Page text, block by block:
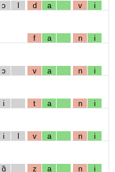
ɔ l d a v i
f a n i
ɔ v a n i
i t a n i
i l v a n i
ɑ̃ z a n i